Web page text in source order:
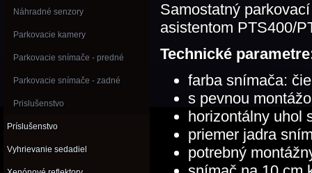
Náhradné senzory
Parkovacie kamery
Parkovacie snímače - predné
Parkovacie snímače - zadné
Prislušenstvo
Príslušenstvo
Vyhrievanie sedadiel
Samostatný
asistentom PTS400/
Technické
farba snímača:
s pevnou
horizontálny uhol
priemer jadra
potrebný